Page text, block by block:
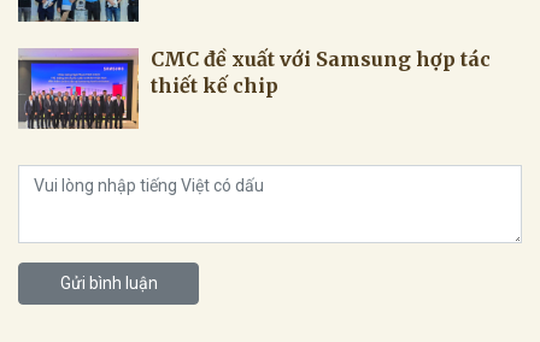
CMC đề xuất với Samsung hợp tác
thiết kế chip
Gửi bình luận